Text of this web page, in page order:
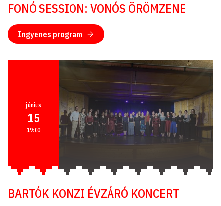
FONÓ SESSION: VONÓS ÖRÖMZENE
Ingyenes program
június
15
19:00
BARTÓK KONZI ÉVZÁRÓ KONCERT